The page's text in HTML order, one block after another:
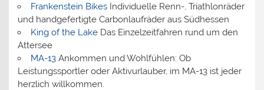
Frankenstein BikesIndividuelle Renn-, Triathlonräder
und handgefertigte Carbonlaufräder aus Südhessen
King of the LakeDas Einzelzeitfahren rund um den
Attersee
MA-13Ankommen und Wohlfühlen: Ob
Leistungssportler oder Aktivurlauber, im MA-13 ist jeder
herzlich willkommen.